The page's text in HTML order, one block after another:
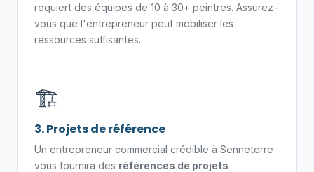
requiert des équipes de 10 à 30+ peintres. Assurez-
vous que l'entrepreneur peut mobiliser les
ressources suffisantes.
🏗️
3. Projets de référence
Un entrepreneur commercial crédible à Senneterre
vous fournira des références de projets